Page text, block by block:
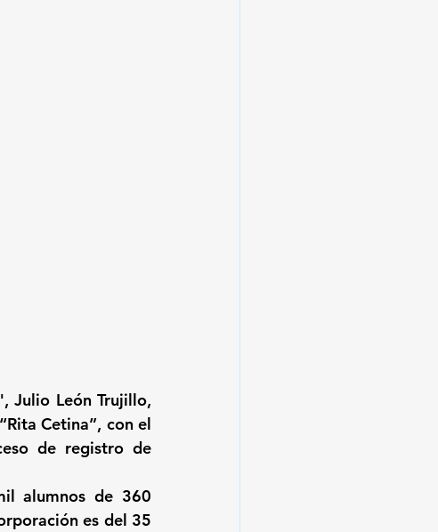
Julio León Trujillo,
Cetina”, con el
de registro de
alumnos de 360
es del 35